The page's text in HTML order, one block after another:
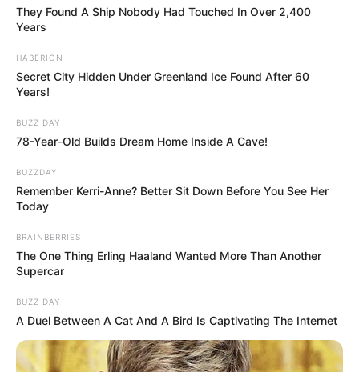
They Found A Ship Nobody Had Touched In Over 2,400
Years
HABERION
Secret City Hidden Under Greenland Ice Found After 60
Years!
BUZZ DAY
78-Year-Old Builds Dream Home Inside A Cave!
BUZZDAY
Remember Kerri-Anne? Better Sit Down Before You See Her
Today
BRAINBERRIES
The One Thing Erling Haaland Wanted More Than Another
Supercar
BUZZ DAY
A Duel Between A Cat And A Bird Is Captivating The Internet